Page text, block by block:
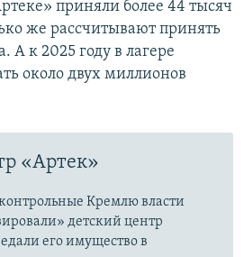
приняли более 44 тысяч
же рассчитывают принять
А к 2025 году в лагере
около двух миллионов
«Артек»
Кремлю власти
детский центр
его имущество в